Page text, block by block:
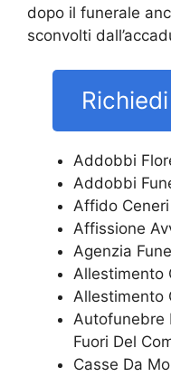
dopo il funerale
sconvolti
Addobbi
Addobbi
Affido Ceneri
Affissione
Agenzia
Allestimento
Allestimento
Autofunebre
Fuori Del
Casse Da